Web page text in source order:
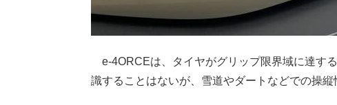
e-4ORCEは、タイヤがグリップ限界域に達す
識することはないが、雪道やダートなどでの操縦